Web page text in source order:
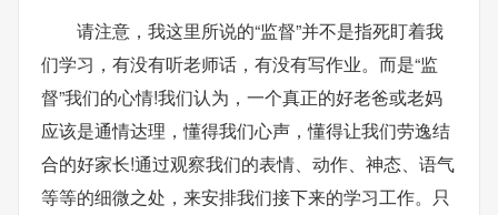
请注意，我这里所说的“监督”并不是指死盯着我
们学习，有没有听老师话，有没有写作业。而是“监
督”我们的心情!我们认为，一个真正的好老爸或老妈
应该是通情达理，懂得我们心声，懂得让我们劳逸结
合的好家长!通过观察我们的表情、动作、神态、语气
等等的细微之处，来安排我们接下来的学习工作。只